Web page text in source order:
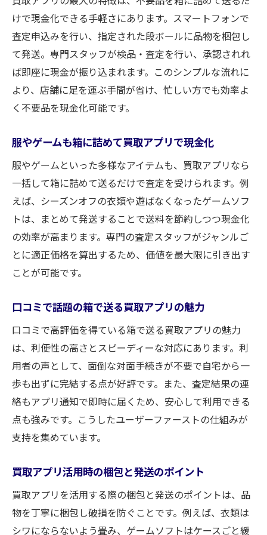
実際の口コミが示す買取アプリのメリット
不要品整理を成功させる買取アプリのコツ
買取アプリで不要品整理を効率化するテク
ニック
不要品現金化で得する買取アプリ活用法
買取アプリを使った断捨離の進め方を紹介
手軽に整理整頓できる買取アプリ利用のコ
買取アプリで賢く不要品を現金化する方法
不要品整理と買取アプリで暮らしを快適に
けで現金化できる手軽さにあります。スマートフォンで
査定申込みを行い、指定された段ボールに品物を梱包し
て発送。専門スタッフが検品・査定を行い、承認されれ
ば即座に現金が振り込まれます。このシンプルな流れに
より、店舗に足を運ぶ手間が省け、忙しい方でも効率よ
く不要品を現金化可能です。
服やゲームも箱に詰めて買取アプリで現金化
服やゲームといった多様なアイテムも、買取アプリなら
一括して箱に詰めて送るだけで査定を受けられます。例
えば、シーズンオフの衣類や遊ばなくなったゲームソフ
トは、まとめて発送することで送料を節約しつつ現金化
の効率が高まります。専門の査定スタッフがジャンルご
とに適正価格を算出するため、価値を最大限に引き出す
ことが可能です。
口コミで話題の箱で送る買取アプリの魅力
口コミで高評価を得ている箱で送る買取アプリの魅力
は、利便性の高さとスピーディーな対応にあります。利
用者の声として、面倒な対面手続きが不要で自宅から一
歩も出ずに完結する点が好評です。また、査定結果の連
絡もアプリ通知で即時に届くため、安心して利用できる
点も強みです。こうしたユーザーファーストの仕組みが
支持を集めています。
買取アプリ活用時の梱包と発送のポイント
買取アプリを活用する際の梱包と発送のポイントは、品
物を丁寧に梱包し破損を防ぐことです。例えば、衣類は
シワにならないよう畳み、ゲームソフトはケースごと緩